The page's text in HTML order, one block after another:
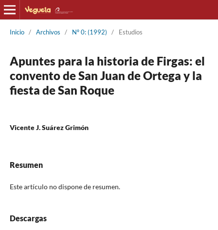
Inicio / Archivos / Nº 0: (1992) / Estudios
Apuntes para la historia de Firgas: el
convento de San Juan de Ortega y la
fiesta de San Roque
Vicente J. Suárez Grimón
Resumen
Este artículo no dispone de resumen.
Descargas